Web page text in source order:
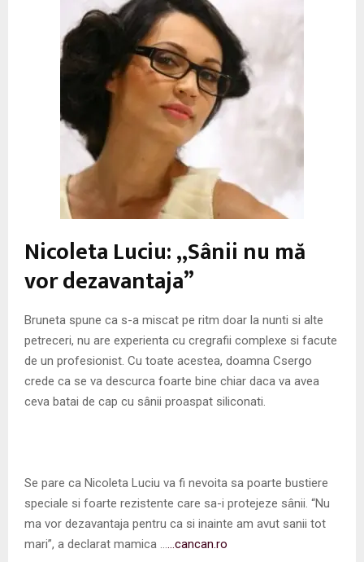
Nicoleta Luciu: „Sânii nu mă
vor dezavantaja”
Bruneta spune ca s-a miscat pe ritm doar la nunti si alte
petreceri, nu are experienta cu cregrafii complexe si facute
de un profesionist. Cu toate acestea, doamna Csergo
crede ca se va descurca foarte bine chiar daca va avea
ceva batai de cap cu sânii proaspat siliconati.
Se pare ca Nicoleta Luciu va fi nevoita sa poarte bustiere
speciale si foarte rezistente care sa-i protejeze sânii. “Nu
ma vor dezavantaja pentru ca si inainte am avut sanii tot
mari”, a declarat mamica …
…cancan.ro